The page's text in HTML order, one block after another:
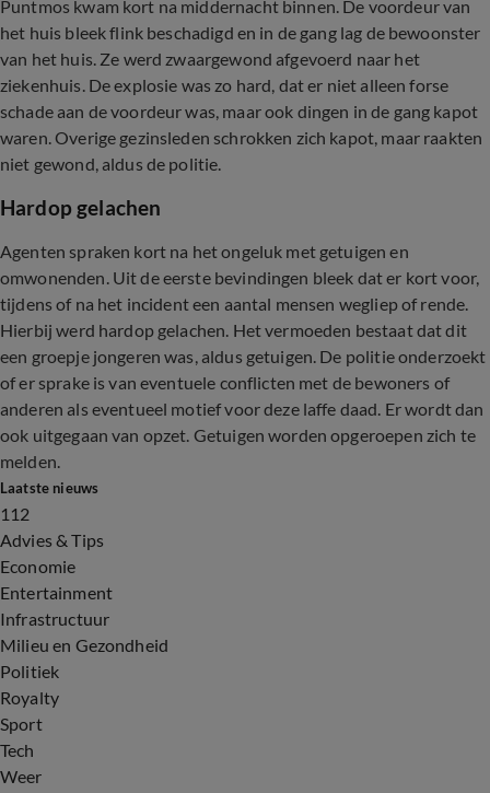
Puntmos kwam kort na middernacht binnen. De voordeur van
het huis bleek flink beschadigd en in de gang lag de bewoonster
van het huis. Ze werd zwaargewond afgevoerd naar het
ziekenhuis. De explosie was zo hard, dat er niet alleen forse
schade aan de voordeur was, maar ook dingen in de gang kapot
waren. Overige gezinsleden schrokken zich kapot, maar raakten
niet gewond, aldus de politie.
Hardop gelachen
Agenten spraken kort na het ongeluk met getuigen en
omwonenden. Uit de eerste bevindingen bleek dat er kort voor,
tijdens of na het incident een aantal mensen wegliep of rende.
Hierbij werd hardop gelachen. Het vermoeden bestaat dat dit
een groepje jongeren was, aldus getuigen. De politie onderzoekt
of er sprake is van eventuele conflicten met de bewoners of
anderen als eventueel motief voor deze laffe daad. Er wordt dan
ook uitgegaan van opzet. Getuigen worden opgeroepen zich te
melden.
Laatste nieuws
112
Advies & Tips
Economie
Entertainment
Infrastructuur
Milieu en Gezondheid
Politiek
Royalty
Sport
Tech
Weer